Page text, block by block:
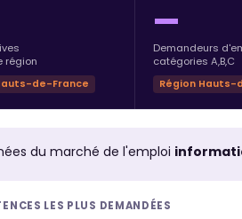
région
de-France
—
Demandeurs
catégories A,B,C
Région Hauts-
du marché de l'emploi
LES PLUS DEMANDÉES